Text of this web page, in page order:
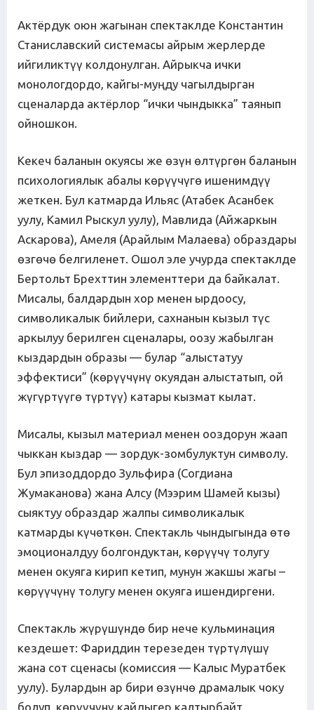
Актёрдук оюн жагынан спектаклде Константин
Станиславский системасы айрым жерлерде
ийгиликтүү колдонулган. Айрыкча ички
монологдордо, кайгы-муңду чагылдырган
сценаларда актёрлор “ички чындыкка” таянып
ойношкон.
Кекеч баланын окуясы же өзүн өлтүргөн баланын
психологиялык абалы көрүүчүгө ишенимдүү
жеткен. Бул катмарда Ильяс (Атабек Асанбек
уулу, Камил Рыскул уулу), Мавлида (Айжаркын
Аскарова), Амеля (Арайлым Малаева) образдары
өзгөчө белгиленет. Ошол эле учурда спектаклде
Бертольт Брехттин элементтери да байкалат.
Мисалы, балдардын хор менен ырдоосу,
символикалык бийлери, сахнанын кызыл түс
аркылуу берилген сценалары, оозу жабылган
кыздардын образы — булар “алыстатуу
эффектиси” (көрүүчүнү окуядан алыстатып, ой
жүгүртүүгө түртүү) катары кызмат кылат.
Мисалы, кызыл материал менен ооздорун жаап
чыккан кыздар — зордук-зомбулуктун символу.
Бул эпизоддордо Зульфира (Согдиана
Жумаканова) жана Алсу (Мээрим Шамей кызы)
сыяктуу образдар жалпы символикалык
катмарды күчөткөн. Спектакль чындыгында өтө
эмоционалдуу болгондуктан, көрүүчү толугу
менен окуяга кирип кетип, мунун жакшы жагы –
көрүүчүнү толугу менен окуяга ишендиргени.
Спектакль жүрүшүндө бир нече кульминация
кездешет: Фариддин терезеден түртүлүшү
жана сот сценаcы (комиссия — Калыс Муратбек
уулу). Булардын ар бири өзүнчө драмалык чоку
болуп, көрүүчүнү кайдыгер калтырбайт.